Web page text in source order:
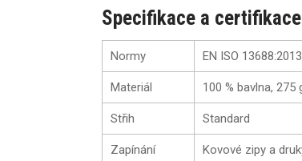
Specifikace a certifikace
Normy EN ISO
Materiál 100 % bavlna, 275
Střih Standard
Zapínání Kovové zipy a